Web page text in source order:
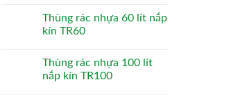
Thùng rác nhựa 60 lít nắp
kín TR60
Thùng rác nhựa 100 lít
nắp kín TR100